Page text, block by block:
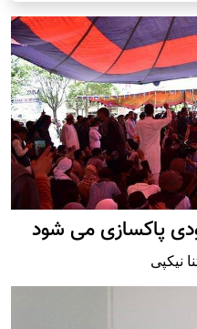
پاکسازی می شود
نیکپی